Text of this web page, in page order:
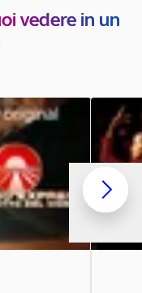
vedere in un